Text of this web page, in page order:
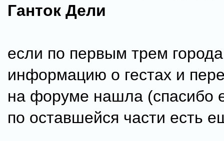
Ганток Дели
если по первым трем
информацию о гестах и
на форуме нашла (спасибо
по оставшейся части есть